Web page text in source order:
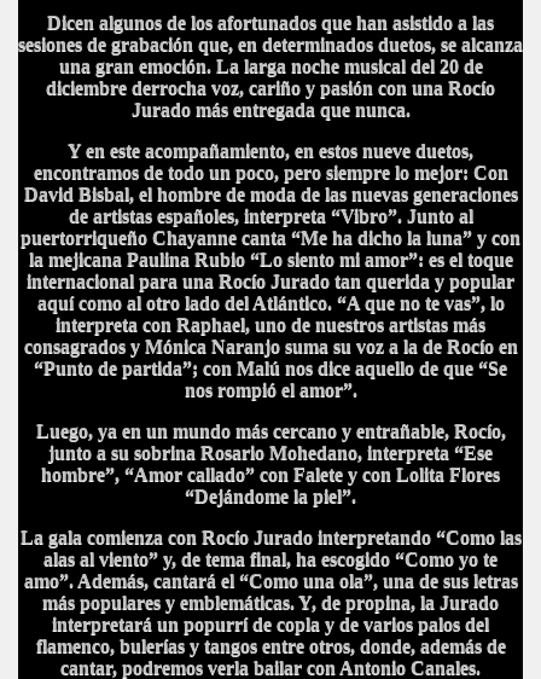
Dicen algunos de los afortunados que han asistido a las
sesiones de grabación que, en determinados duetos, se alcanza
una gran emoción. La larga noche musical del 20 de
diciembre derrocha voz, cariño y pasión con una Rocío
Jurado más entregada que nunca.
Y en este acompañamiento, en estos nueve duetos,
encontramos de todo un poco, pero siempre lo mejor: Con
David Bisbal, el hombre de moda de las nuevas generaciones
de artistas españoles, interpreta “Vibro”. Junto al
puertorriqueño Chayanne canta “Me ha dicho la luna” y con
la mejicana Paulina Rubio “Lo siento mi amor”: es el toque
internacional para una Rocío Jurado tan querida y popular
aquí como al otro lado del Atlántico. “A que no te vas”, lo
interpreta con Raphael, uno de nuestros artistas más
consagrados y Mónica Naranjo suma su voz a la de Rocío en
“Punto de partida”; con Malú nos dice aquello de que “Se
nos rompió el amor”.
Luego, ya en un mundo más cercano y entrañable, Rocío,
junto a su sobrina Rosario Mohedano, interpreta “Ese
hombre”, “Amor callado” con Falete y con Lolita Flores
“Dejándome la piel”.
La gala comienza con Rocío Jurado interpretando “Como las
alas al viento” y, de tema final, ha escogido “Como yo te
amo”. Además, cantará el “Como una ola”, una de sus letras
más populares y emblemáticas. Y, de propina, la Jurado
interpretará un popurrí de copla y de varios palos del
flamenco, bulerías y tangos entre otros, donde, además de
cantar, podremos verla bailar con Antonio Canales.